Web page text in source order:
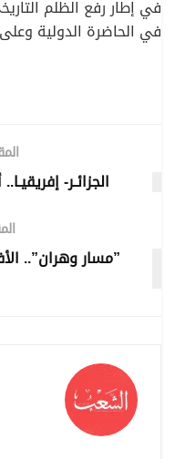
في إطار رفع الظلم
في الحاضرة الدولية
الجزائـر-
”مسار وهران”..